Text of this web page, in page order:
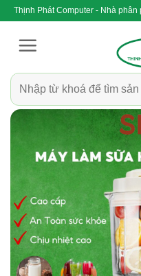
qua
Thịnh Phát Computer - Nhà
Tìm
kiếm: